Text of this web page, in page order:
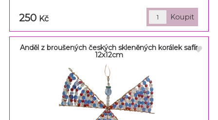
250 Kč
Anděl z broušených českých skleněných korálek safír
12x12cm